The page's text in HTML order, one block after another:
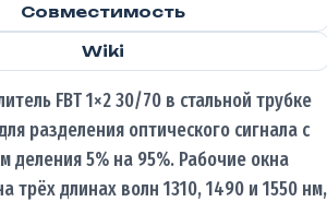
Совместимость
Wiki
FBT 1×2 30/70 в стальной трубке
разделения оптического сигнала с
деления 5% на 95%. Рабочие окна
трёх длинах волн 1310, 1490 и 1550 нм,